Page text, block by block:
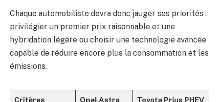
Chaque automobiliste devra donc jauger ses priorités :
privilégier un premier prix raisonnable et une
hybridation légère ou choisir une technologie avancée
capable de réduire encore plus la consommation et les
émissions.
Critères
Opel Astra
Toyota Prius PHEV